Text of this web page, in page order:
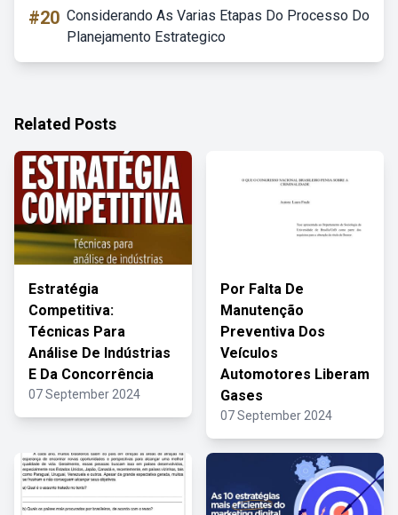
#20 Considerando As Varias Etapas Do Processo Do
Planejamento Estrategico
Related Posts
Estratégia
Competitiva:
Técnicas Para
Análise De Indústrias
E Da Concorrência
07 September 2024
Por Falta De
Manutenção
Preventiva Dos
Veículos
Automotores Liberam
Gases
07 September 2024